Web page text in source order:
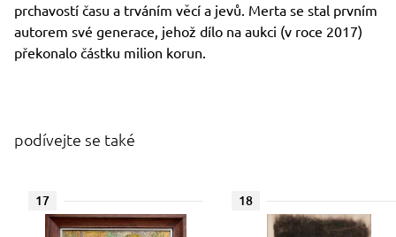
prchavostí času a trváním věcí a jevů. Merta se stal prvním
autorem své generace, jehož dílo na aukci (v roce 2017)
překonalo částku milion korun.
podívejte se také
17 18